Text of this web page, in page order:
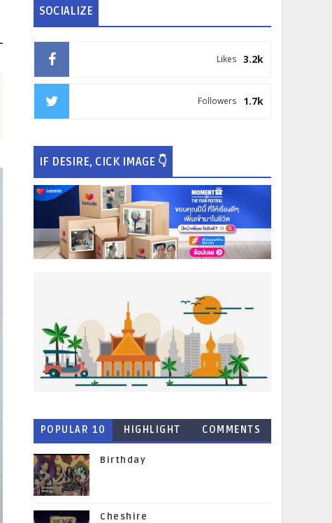
SOCIALIZE
3.2k
Likes
1.7k
Followers
IF DESIRE, CICK IMAGE 👇
POPULAR 10
HIGHLIGHT
COMMENTS
Birthday
Cheshire